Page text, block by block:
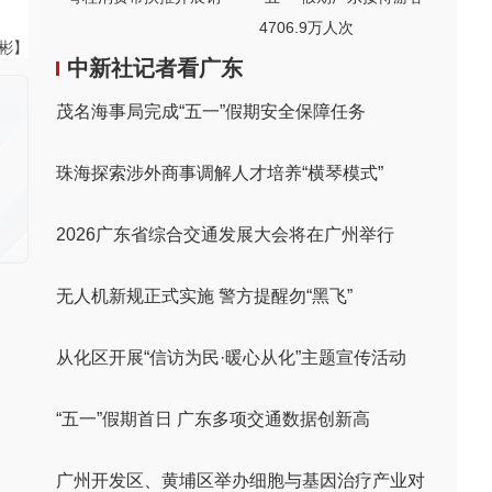
】
4706.9万人次
中新社记者看广东
茂名海事局完成“五一”假期安全保障任务
珠海探索涉外商事调解人才培养“横琴模式”
2026广东省综合交通发展大会将在广州举行
无人机新规正式实施 警方提醒勿“黑飞”
从化区开展“信访为民·暖心从化”主题宣传活动
“五一”假期首日 广东多项交通数据创新高
广州开发区、黄埔区举办细胞与基因治疗产业对